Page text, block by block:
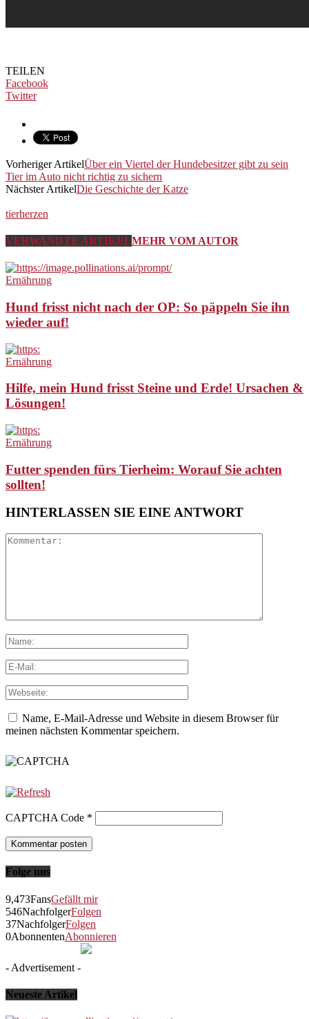
TEILEN
Facebook
Twitter
Vorheriger ArtikelÜber ein Viertel der Hundebesitzer gibt zu sein
Tier im Auto nicht richtig zu sichern
Nächster ArtikelDie Geschichte der Katze
tierherzen
VERWANDTE ARTIKELMEHR VOM AUTOR
Ernährung
Hund frisst nicht nach der OP: So päppeln Sie ihn
wieder auf!
Ernährung
Hilfe, mein Hund frisst Steine und Erde! Ursachen &
Lösungen!
Ernährung
Futter spenden fürs Tierheim: Worauf Sie achten
sollten!
HINTERLASSEN SIE EINE ANTWORT
Name, E-Mail-Adresse und Website in diesem Browser für
meinen nächsten Kommentar speichern.
CAPTCHA Code *
Folge uns
9,473FansGefällt mir
546NachfolgerFolgen
37NachfolgerFolgen
0AbonnentenAbonnieren
- Advertisement -
Neueste Artikel